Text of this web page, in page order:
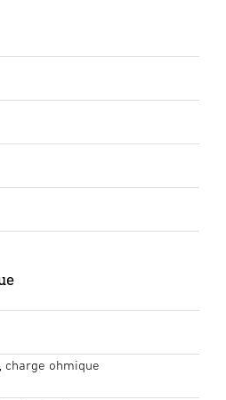
charge ohmique